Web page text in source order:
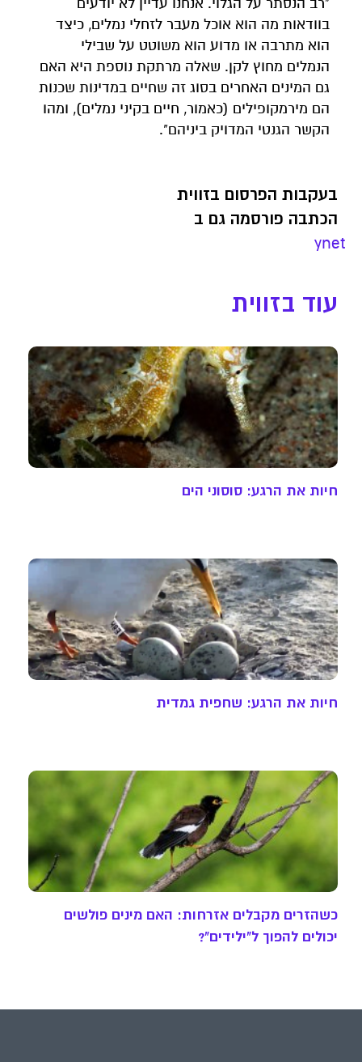
"רב הנסתר על הגלוי. אנחנו עדיין לא יודעים
בוודאות מה הוא אוכל מעבר לזחלי נמלים, כיצד
הוא מתרבה או מדוע הוא משוטט על שבילי
הנמלים מחוץ לקן. שאלה מרתקת נוספת היא האם
גם המינים האחרים בסוג זה שחיים במדינות שכנות
הם מירמקופילים (כאמור, חיים בקיני נמלים), ומהו
הקשר הגנטי המדויק ביניהם".
בעקבות הפרסום בזווית
הכתבה פורסמה גם ב
ynet
עוד בזווית
חיות את הרגע: סוסוני הים
חיות את הרגע: שחפית גמדית
כשהזרים מקבלים אזרחות: האם מינים פולשים
יכולים להפוך ל"ילידים"?